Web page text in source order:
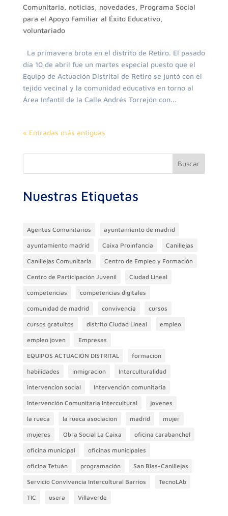
Comunitaria, noticias, novedades, Programa Social
para el Apoyo Familiar al Éxito Educativo,
voluntariado
La primavera brota en el distrito de Retiro. El pasado
día 10 de abril fue un martes especial puesto que el
Equipo de Actuación Distrital de Retiro se juntó con el
tejido vecinal y la comunidad educativa en torno al
Área Infantil de la Calle Andrés Torrejón con...
« Entradas más antiguas
Buscar
Nuestras Etiquetas
Agentes Comunitarios ayuntamiento de madrid
ayuntamiento madrid Caixa Proinfancia Canillejas
Canillejas Comunitaria Centro de Empleo y Formación
Centro de Participación Juvenil Ciudad Lineal
competencias competencias digitales
comunidad de madrid convivencia cursos
cursos gratuitos distrito Ciudad Lineal empleo
empleo joven Empresas
EQUIPOS ACTUACIÓN DISTRITAL formacion
habilidades inmigracion Interculturalidad
intervencion social Intervención comunitaria
Intervención Comunitaria Intercultural jovenes
la rueca la rueca asociacion madrid mujer
mujeres Obra Social La Caixa oficina carabanchel
oficina municipal oficinas municipales
oficina Tetuán programación San Blas-Canillejas
Servicio Convivencia Intercultural Barrios TecnoLAb
TIC usera Villaverde